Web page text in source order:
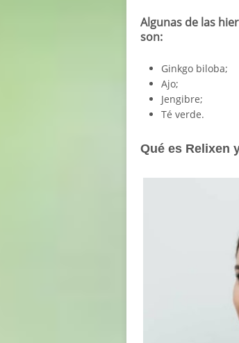
Algunas de las
son:
Ginkgo biloba;
Ajo;
Jengibre;
Té verde.
Qué es Relixen